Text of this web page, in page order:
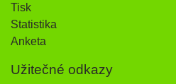
Tisk
Statistika
Anketa
Užitečné odkazy